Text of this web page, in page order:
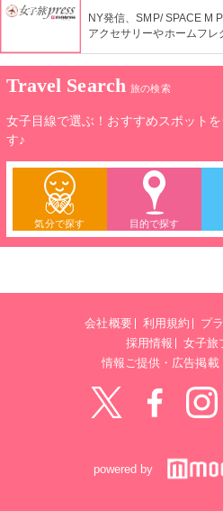
NY発信、SMP/ SPACE M
アクセサリーやホームフレ
デザインはデザイナーや
されたものとなっている。
Travel Search 旅の検索
女子目線で選ぶ！おすすめスポット
す♪
気分で探す 目的で探す
会社概要 利用規約
プ
採用情報
女子旅
情報ご提供・広告掲載
powered by